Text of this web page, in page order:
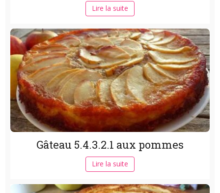
Lire la suite
Gâteau 5.4.3.2.1 aux pommes
Lire la suite